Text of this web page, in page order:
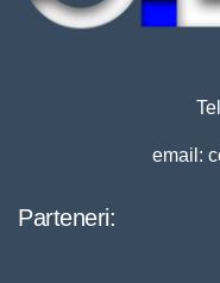
email:
Parteneri: